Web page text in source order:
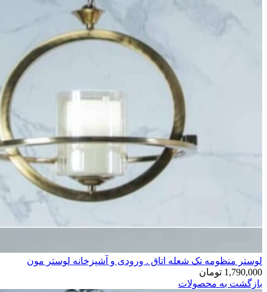
لوستر منظومه تک شعله اتاق . ورودی و آشپزخانه لوستر مون
1,790,000 تومان
بازگشت به محصولات